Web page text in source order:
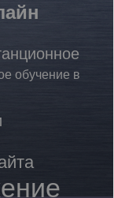
обучение в